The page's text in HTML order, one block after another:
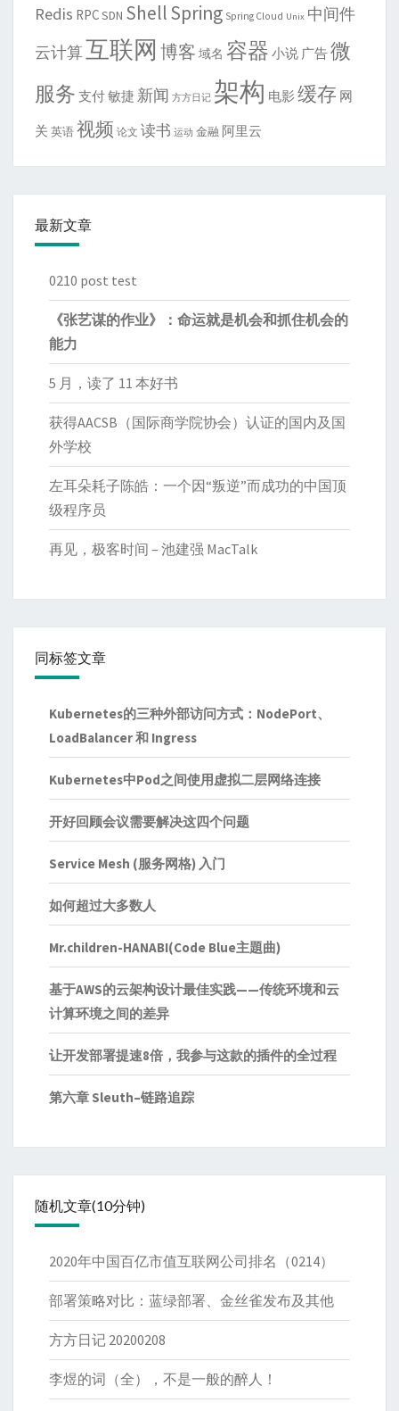
Redis RPCSDN ShellSpring Spring Cloud Unix 中间件
云计算互联网 博客 域名 容器 小说 广告微
服务 支付敏捷 新闻 方方日记 架构 电影 缓存 网
关 英语视频 论文 读书 运动 金融 阿里云
最新文章
0210 post test
《张艺谋的作业》：命运就是机会和抓住机会的
能力
5 月，读了 11 本好书
获得AACSB（国际商学院协会）认证的国内及国
外学校
左耳朵耗子陈皓：一个因“叛逆”而成功的中国顶
级程序员
再见，极客时间 – 池建强 MacTalk
同标签文章
Kubernetes的三种外部访问方式：NodePort、
LoadBalancer 和 Ingress
Kubernetes中Pod之间使用虚拟二层网络连接
开好回顾会议需要解决这四个问题
Service Mesh (服务网格) 入门
如何超过大多数人
Mr.children-HANABI(Code Blue主題曲)
基于AWS的云架构设计最佳实践——传统环境和云
计算环境之间的差异
让开发部署提速8倍，我参与这款的插件的全过程
第六章 Sleuth–链路追踪
随机文章(10分钟)
2020年中国百亿市值互联网公司排名（0214）
部署策略对比：蓝绿部署、金丝雀发布及其他
方方日记 20200208
李煜的词（全），不是一般的醉人！